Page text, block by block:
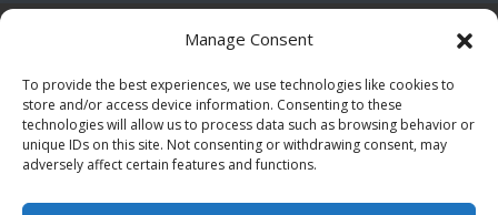
Manage Consent
To provide the best experiences, we use technologies like cookies to
store and/or access device information. Consenting to these
technologies will allow us to process data such as browsing behavior or
unique IDs on this site. Not consenting or withdrawing consent, may
adversely affect certain features and functions.
Wilt u op de hoogte blijven van onze